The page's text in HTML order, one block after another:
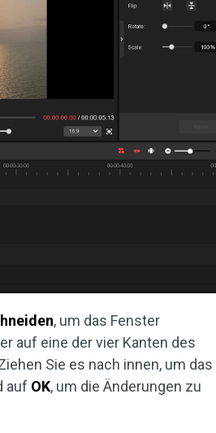
, um das Fenster
auf eine der vier Kanten des
Sie es nach innen, um das
auf OK, um die Änderungen zu